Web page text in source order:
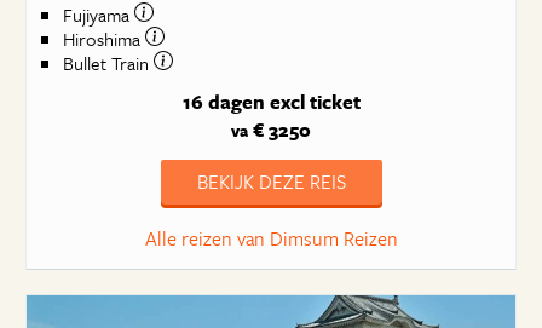
Fujiyama
Hiroshima
Bullet Train
16 dagen excl ticket
va € 3250
BEKIJK DEZE REIS
Alle reizen van Dimsum Reizen